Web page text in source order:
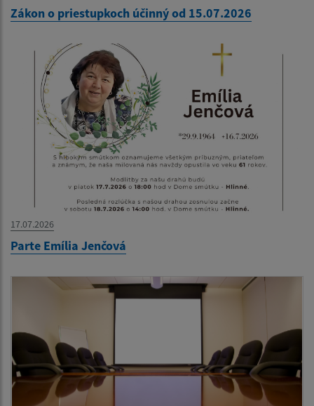
Zákon o priestupkoch účinný od 15.07.2026
17.07.2026
Parte Emília Jenčová